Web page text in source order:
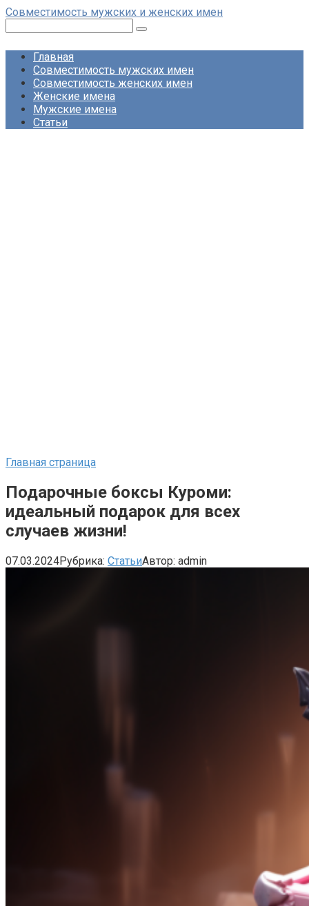
Перейти
контенту
Совместимость мужских и женских имен
Главная
Совместимость мужских имен
Совместимость женских имен
Женские имена
Мужские имена
Статьи
Главная страница
Подарочные боксы Куроми:
идеальный подарок для всех
случаев жизни!
07.03.2024Рубрика: СтатьиАвтор: admin